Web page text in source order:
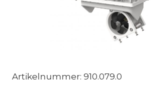
Artikelnummer: 910.079.0